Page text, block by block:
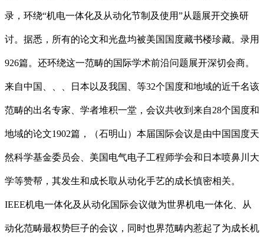
录，环绕“机电一体化及从动化节制及使用”从题展开交换研
讨。据悉，所有的论文和光盘均被美国国度藏书楼珍藏。录用
926篇。还环绕这一范畴的国际学术前沿问题展开深切会商。
来自中国、、、日本以及我国、等32个国度和地域的近千名该
范畴的出名专家、学者堆积一堂，会议共收到来自28个国度和
地域的论文1902篇，（石明山）本届国际会议是由中国国度天
然科学基金委员会、美国电气电子工程师学会和日本喷鼻川大
学等赞帮，其发生和成长取从动化手艺的成长慎密相关。
IEEE机电一体化及从动化国际会议做为世界机电一体化、从
动化范畴最权势巨子的会议，同时也界范畴内惹起了为成长机